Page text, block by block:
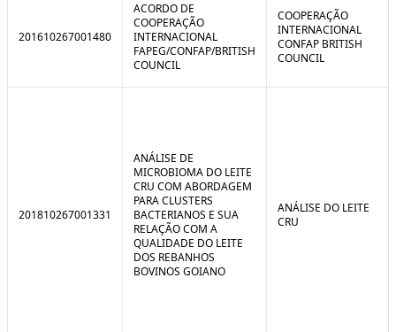
201610267001480
ACORDO DE
COOPERAÇÃO
INTERNACIONAL
FAPEG/CONFAP/BRITISH
COUNCIL
COOPERAÇÃO
INTERNACIONAL
CONFAP BRITISH
COUNCIL
201810267001331
ANÁLISE DE
MICROBIOMA DO LEITE
CRU COM ABORDAGEM
PARA CLUSTERS
BACTERIANOS E SUA
RELAÇÃO COM A
QUALIDADE DO LEITE
DOS REBANHOS
BOVINOS GOIANO
ANÁLISE DO LEITE
CRU